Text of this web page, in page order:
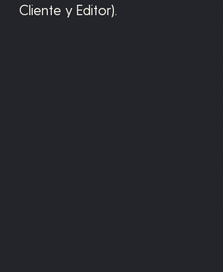
Cliente y Editor).